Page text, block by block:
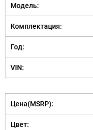
Модель:
Комплектация:
Год:
VIN:
Цена(MSRP):
Цвет: